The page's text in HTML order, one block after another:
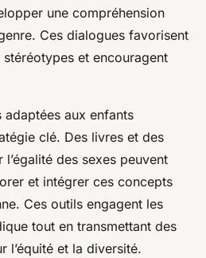
une compréhension
Ces dialogues favorisent
et encouragent
adaptées aux enfants
clé. Des livres et des
des sexes peuvent
et intégrer ces concepts
Ces outils engagent les
tout en transmettant des
l’équité et la diversité.